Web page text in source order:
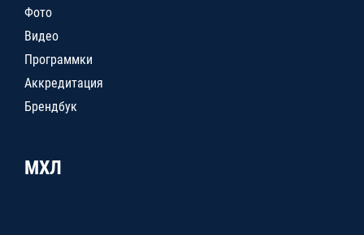
Фото
Видео
Программки
Аккредитация
Брендбук
МХЛ